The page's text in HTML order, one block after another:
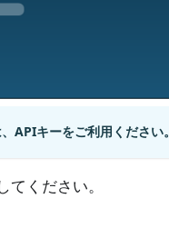
APIキーをご利用ください。
ください。